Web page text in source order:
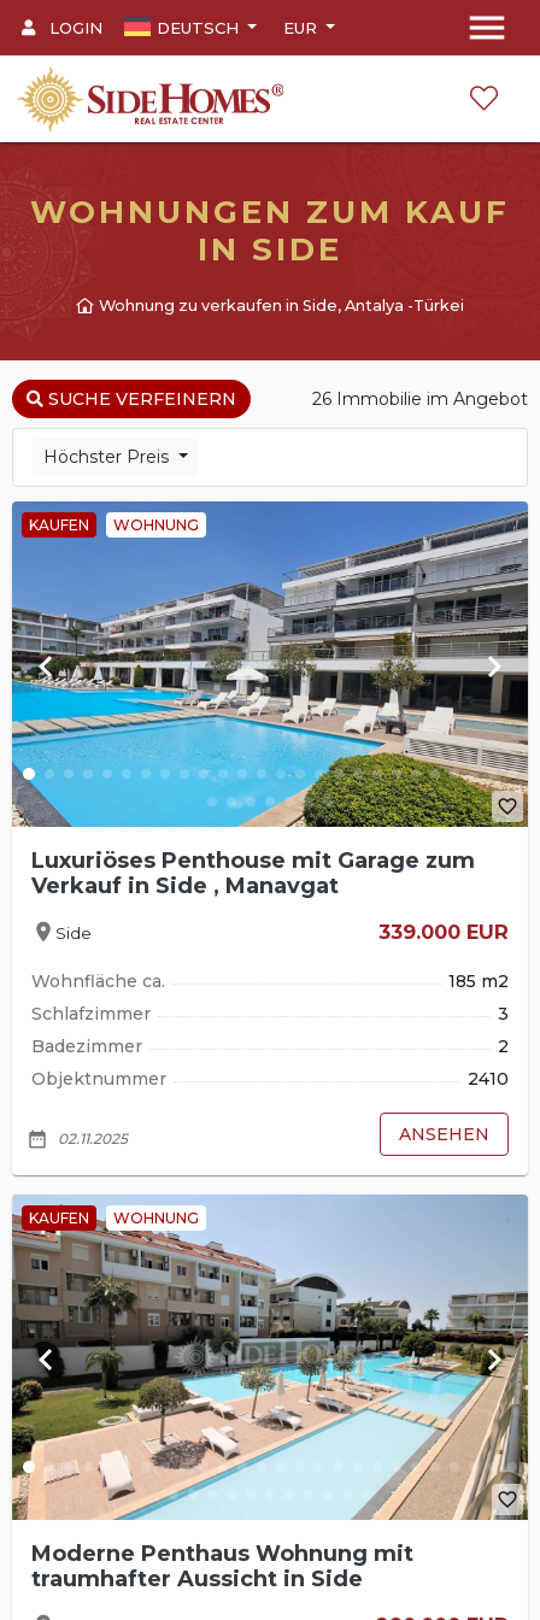
menu
EUR
DEUTSCH
LOGIN
WOHNUNGEN ZUM KAUF
IN SIDE
Wohnung zu verkaufen in Side, Antalya -Türkei
SUCHE VERFEINERN 26 Immobilie im Angebot
Höchster Preis
KAUFEN WOHNUNG
keyboard_arrow_left keyboard_arrow_right
favorite_border
Luxuriöses Penthouse mit Garage zum
Verkauf in Side , Manavgat
location_on Side 339.000 EUR
Wohnfläche ca.
185 m2
Schlafzimmer
3
Badezimmer
2
Objektnummer
2410
date_range 02.11.2025 ANSEHEN
KAUFEN WOHNUNG
keyboard_arrow_left keyboard_arrow_right
favorite_border
Moderne Penthaus Wohnung mit
traumhafter Aussicht in Side